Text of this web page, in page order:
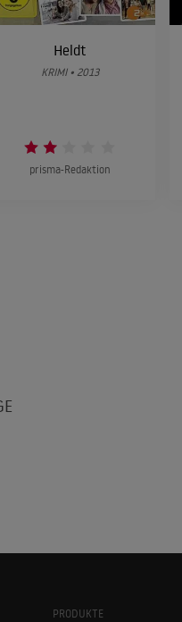
Heldt
KRIMI • 2013
prisma-Redaktion
PRODUKTE